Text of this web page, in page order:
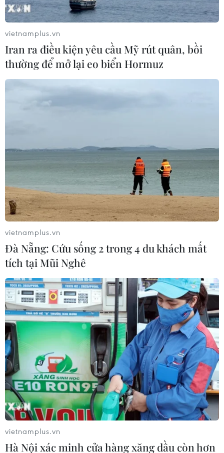
vietnamplus.vn
Iran ra điều kiện yêu cầu Mỹ rút quân, bồi
thường để mở lại eo biển Hormuz
vietnamplus.vn
Đà Nẵng: Cứu sống 2 trong 4 du khách mất
tích tại Mũi Nghê
vietnamplus.vn
Hà Nội xác minh cửa hàng xăng dầu còn hơn